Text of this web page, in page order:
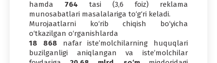
hamda 764 tasi (3,6 foiz) reklama
munosabatlari masalalariga to‘g‘ri keladi.
Murojaatlarni ko‘rib chiqish bo‘yicha
o‘tkazilgan o‘rganishlarda
18 868 nafar iste’molchilarning huquqlari
buzilganligi aniqlangan va iste’molchilar